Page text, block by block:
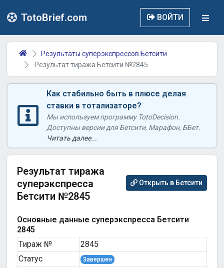
TotoBrief.com ВОЙТИ
Результаты суперэкспрессов Бетсити
Результат тиража Бетсити №2845
Как стабильно быть в плюсе делая
ставки в тотализаторе?
Мы используем программу TotoDecision.
Доступны версии для Бетсити, Марафон, ББет.
Читать далее...
Результат тиража
суперэкспресса
Бетсити №2845
Открыть в Бетсити
Основные данные суперэкспресса Бетсити
2845
Тираж №
2845
Статус
Завершен